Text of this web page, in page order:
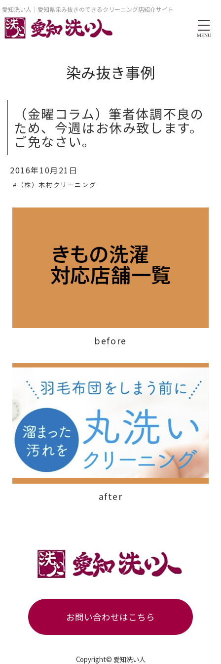
愛知洗い人｜愛知県染み抜きのできるクリーニング店紹介サイト
MENU
染み抜き事例
（金曜コラム）筆者体調不良の
ため、今週はお休み致します。
ご免なさい。
2016年10月21日
#（株）木村クリーニング
before
after
お問い合わせはこちら
Copyright© 愛知洗い人